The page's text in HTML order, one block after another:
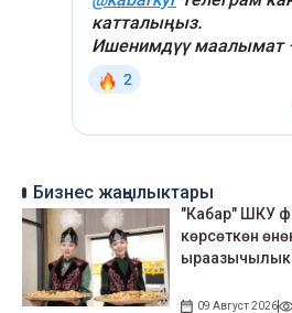
Бизнес жаңылыктары
"Кабар" ШКУ
көрсөткөн
ыраазычылык
09 Август 2026